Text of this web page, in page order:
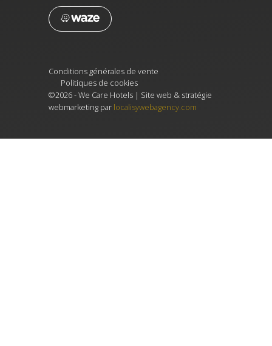
Conditions générales de vente
Politiques de cookies
©2026 - We Care Hotels | Site web & stratégie
webmarketing par localisywebagency.com